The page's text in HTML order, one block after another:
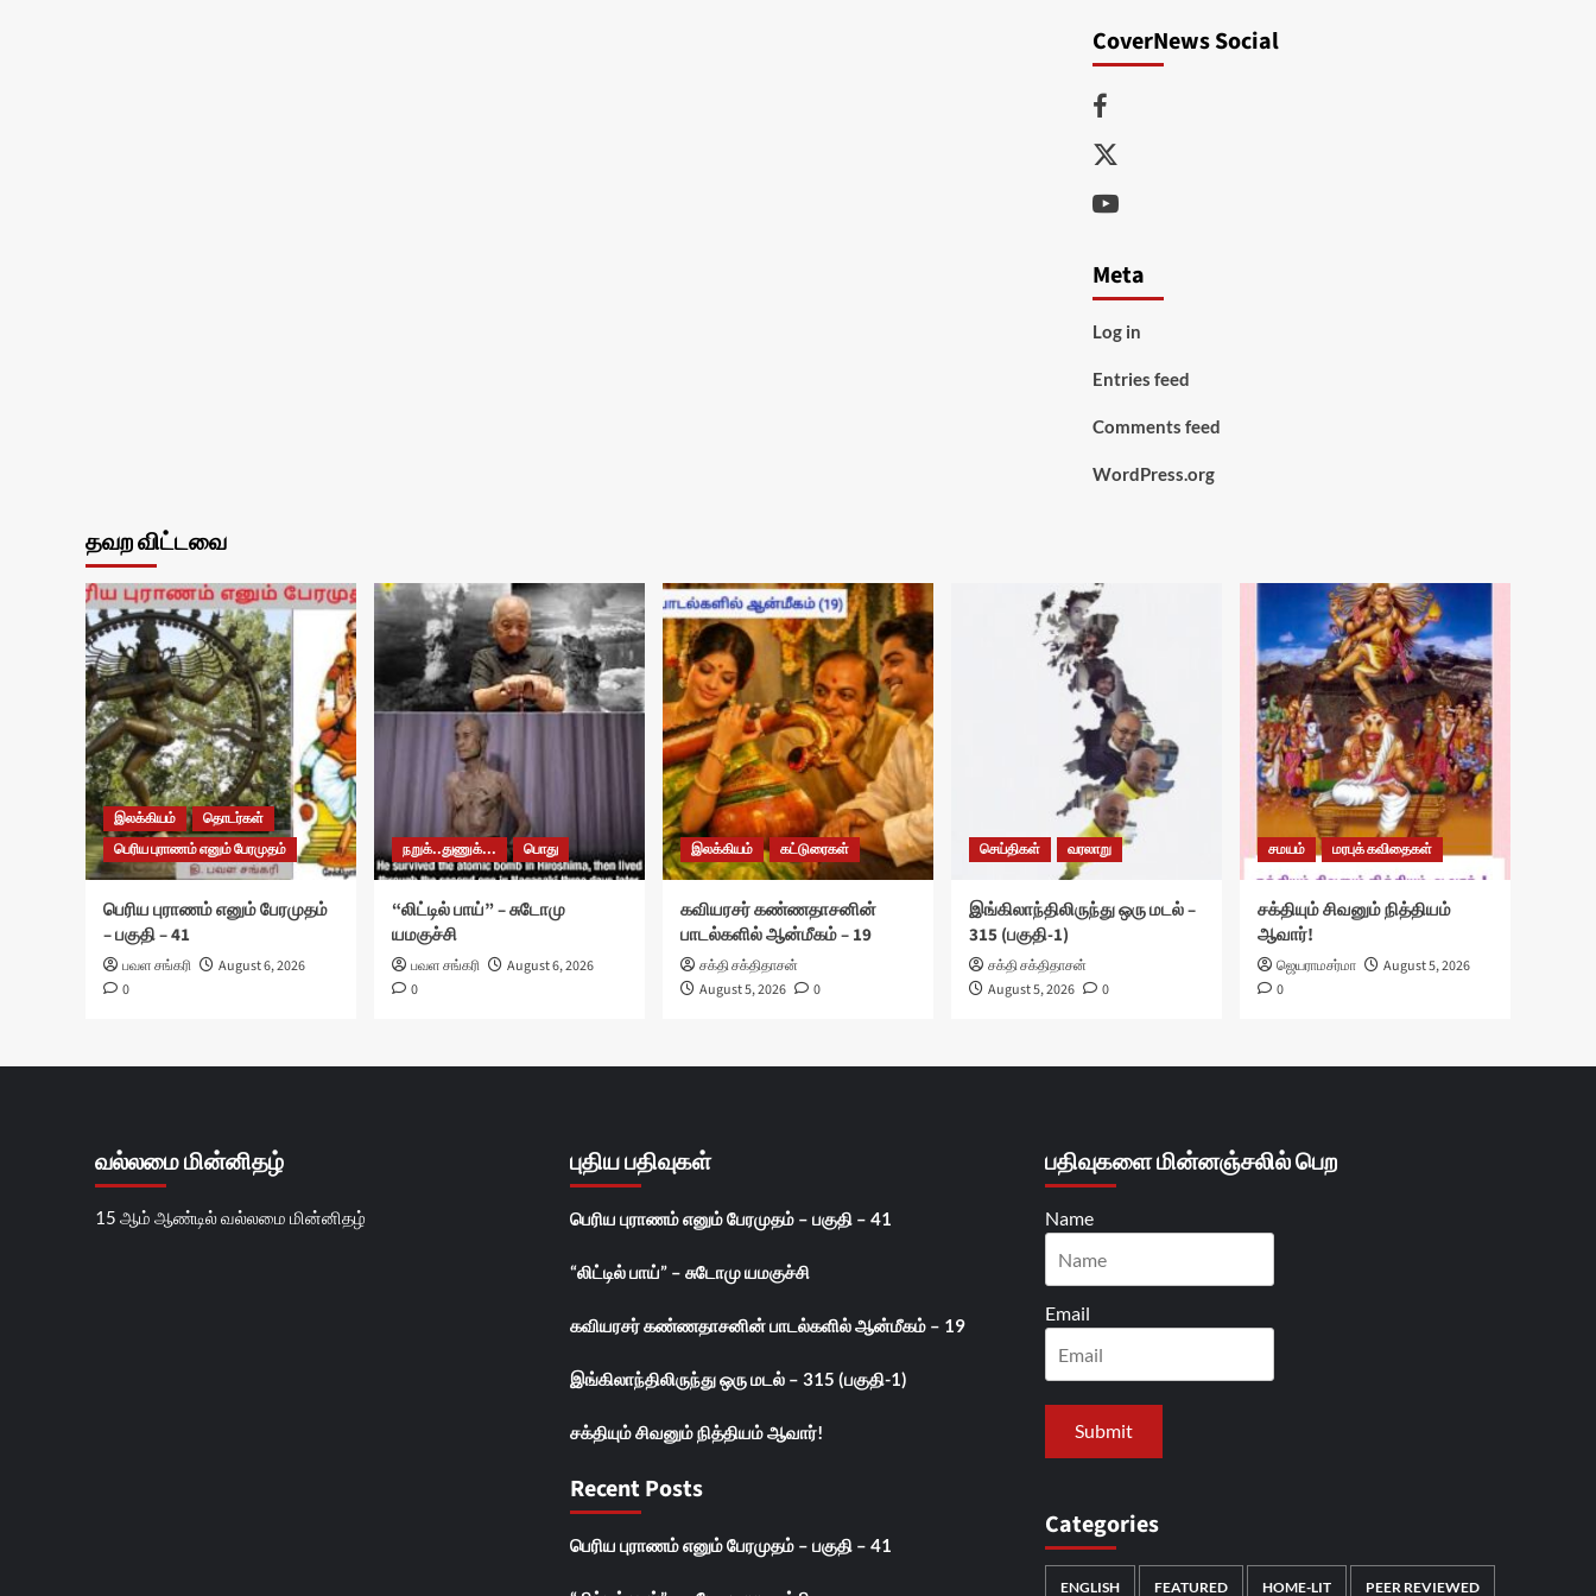
CoverNews Social
Facebook
Twitter
Youtube
Meta
Log in
Entries feed
Comments feed
WordPress.org
தவற விட்டவை
இலக்கியம்
தொடர்கள்
பெரிய புராணம் எனும் பேரமுதம்
பெரிய புராணம் எனும் பேரமுதம்
– பகுதி – 41
பவள சங்கரி
August 6, 2026
0
நறுக்..துணுக்... பொது
“லிட்டில் பாய்” – சுடோமு
யமகுச்சி
பவள சங்கரி
August 6, 2026
0
இலக்கியம் கட்டுரைகள்
கவியரசர் கண்ணதாசனின்
பாடல்களில் ஆன்மீகம் – 19
சக்தி சக்திதாசன்
August 5, 2026
0
செய்திகள் வரலாறு
இங்கிலாந்திலிருந்து ஒரு மடல் –
315 (பகுதி-1)
சக்தி சக்திதாசன்
August 5, 2026
0
சமயம் மரபுக் கவிதைகள்
சக்தியும் சிவனும் நித்தியம்
ஆவார்!
ஜெயராமசர்மா
August 5, 2026
0
வல்லமை மின்னிதழ்
15 ஆம் ஆண்டில் வல்லமை மின்னிதழ்
புதிய பதிவுகள்
பெரிய புராணம் எனும் பேரமுதம் – பகுதி – 41
“லிட்டில் பாய்” – சுடோமு யமகுச்சி
கவியரசர் கண்ணதாசனின் பாடல்களில் ஆன்மீகம் – 19
இங்கிலாந்திலிருந்து ஒரு மடல் – 315 (பகுதி-1)
சக்தியும் சிவனும் நித்தியம் ஆவார்!
Recent Posts
பெரிய புராணம் எனும் பேரமுதம் – பகுதி – 41
பதிவுகளை மின்னஞ்சலில் பெற
Name
Email
Categories
ENGLISH FEATURED HOME-LIT PEER REVIEWED